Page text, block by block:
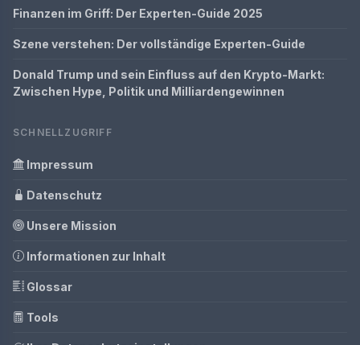
Finanzen im Griff: Der Experten-Guide 2025
Szene verstehen: Der vollständige Experten-Guide
Donald Trump und sein Einfluss auf den Krypto-Markt:
Zwischen Hype, Politik und Milliardengewinnen
SCHNELLZUGRIFF
Impressum
Datenschutz
Unsere Mission
Informationen zur Inhalt
Glossar
Tools